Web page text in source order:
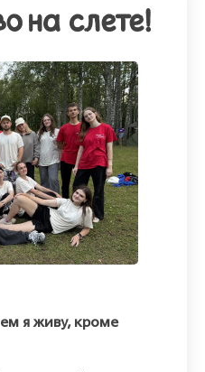
на слете!
я живу, кроме